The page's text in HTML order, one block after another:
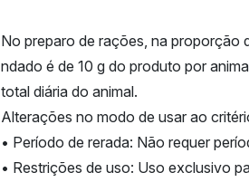
No preparo de rações, na proporção
ndado é de 10 g do produto por
total diária do animal.
Alterações no modo de usar ao
• Período de rerada: Não requer
• Restrições de uso: Uso exclusivo